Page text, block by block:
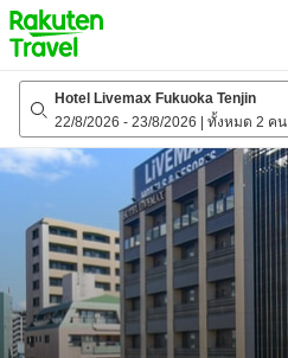
to
top
page
Hotel Livemax Fukuoka Tenjin
22/8/2026 - 23/8/2026 ทั้งหมด 2 คน